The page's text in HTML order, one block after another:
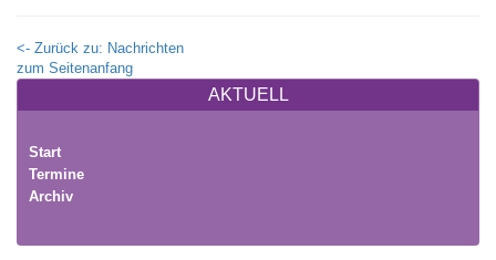
AKTUELL
Start
Termine
Archiv
<- Zurück zu: Nachrichten
zum Seitenanfang